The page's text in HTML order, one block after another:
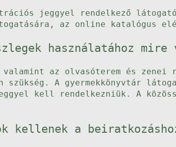
jeggyel rendelkező
az online katalógus
használatához mire
az olvasóterem és zenei
szükség. A gyermekkönyvtár
kell rendelkezniük. A
kellenek a